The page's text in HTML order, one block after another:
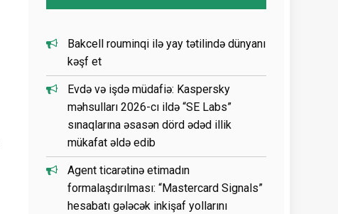
Bakcell rouminqi ilə yay tətilində dünyanı
kəşf et
Evdə və işdə müdafiə: Kaspersky
məhsulları 2026-cı ildə “SE Labs”
sınaqlarına əsasən dörd ədəd illik
mükafat əldə edib
Agent ticarətinə etimadın
formalaşdırılması: “Mastercard Signals”
hesabatı gələcək inkişaf yollarını